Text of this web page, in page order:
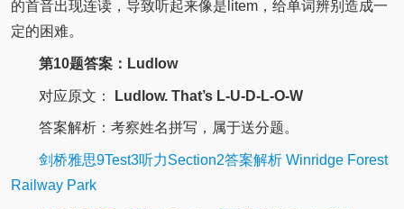
的首音出现连读，导致听起来像是litem，给单词辨别造成一
定的困难。
第10题答案：Ludlow
对应原文： Ludlow. That’s L-U-D-L-O-W
答案解析：考察姓名拼写，属于送分题。
剑桥雅思9Test3听力Section2答案解析 Winridge Forest
Railway Park